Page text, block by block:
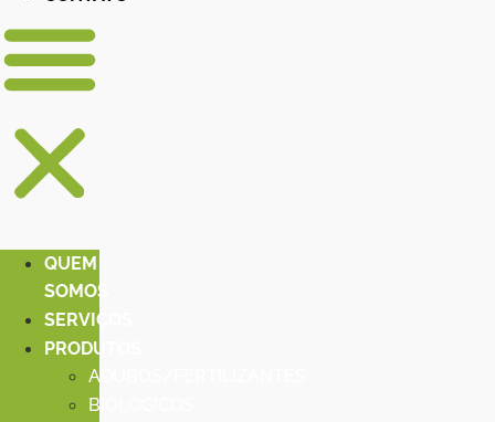
QUEM
SOMOS
SERVIÇOS
PRODUTOS
ADUBOS/FERTILIZANTES
BIOLOGICOS